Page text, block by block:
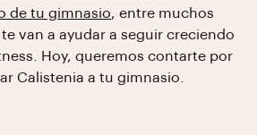
de tu gimnasio, entre muchos
van a ayudar a seguir creciendo
Hoy, queremos contarte por
Calistenia a tu gimnasio.